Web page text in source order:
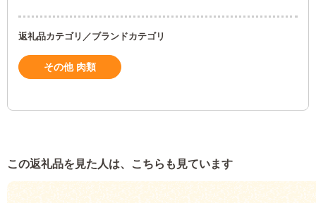
返礼品カテゴリ／ブランドカテゴリ
その他 肉類
この返礼品を見た人は、こちらも見ています